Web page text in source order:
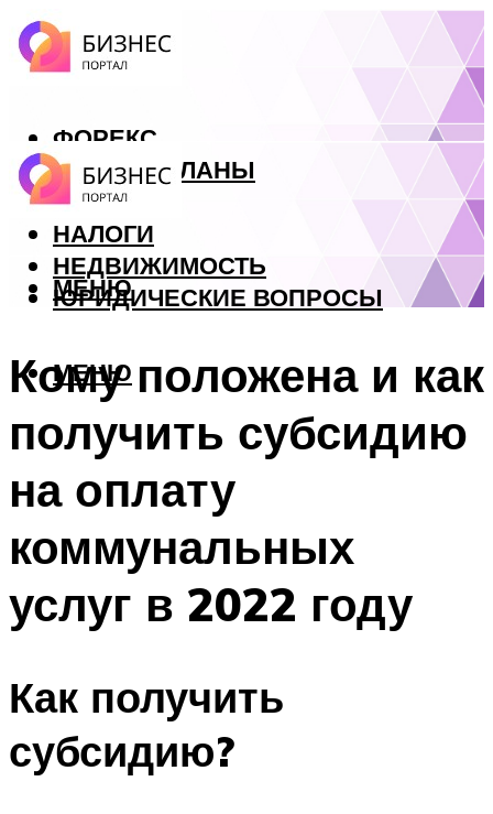
ФОРЕКС
БИЗНЕС ПЛАНЫ
КРЕДИТЫ
НАЛОГИ
НЕДВИЖИМОСТЬ
ЮРИДИЧЕСКИЕ ВОПРОСЫ
МЕНЮ
МЕНЮ
Кому положена и как
получить субсидию
на оплату
коммунальных
услуг в 2022 году
Как получить
субсидию?